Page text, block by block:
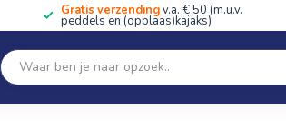
Gratis verzendingv.a. € 50 (m.u.v.
peddels en (opblaas)kajaks)
& SUP's Peddels Kleding
en droogpakken / Droogbroeken